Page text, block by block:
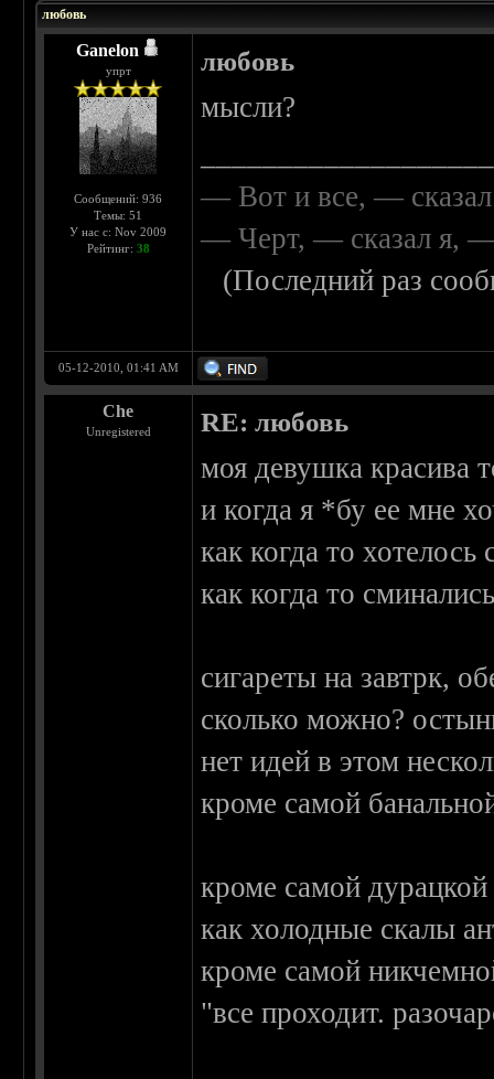
любовь
Ganelon
упрт
Сообщений: 936
Темы: 51
У нас с: Nov 2009
Рейтинг: 38
любовь
мысли?
— Вот и все, —
— Черт, — сказал я, —
(Последний раз
05-12-2010, 01:41 AM
Che
Unregistered RE: любовь
моя девушка красива
и когда я *бу ее мне
как когда то
как когда то
сигареты на завтрк,
сколько можно?
нет идей в этом
кроме самой
кроме самой
как холодные скалы
кроме самой
"все проходит.